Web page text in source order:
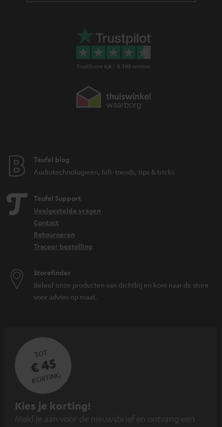
Teufel blog
Audiotechnologieën, hifi-trends, tips & tricks
Teufel Support
Veelgestelde vragen
Contact
Retourneren
Traceer bestelling
Storefinder
Beleef onze producten van dichtbij en kom naar de store
voor advies op maat.
TOT
€ 45
KORTING
A
a
Kies je korting!
Meld je aan voor de nieuwsbrief en ontvang een